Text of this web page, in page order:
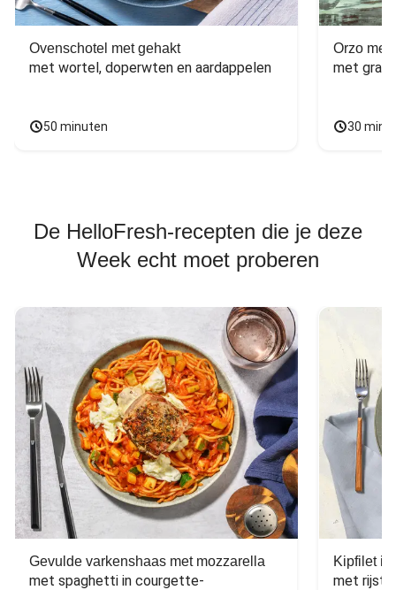
Ovenschotel met gehakt
met wortel, doperwten en aardappelen
50 minuten
Orzo met
met
30
De HelloFresh-recepten die je deze
Week echt moet proberen
Gevulde varkenshaas met mozzarella
met spaghetti in courgette-
Kipfilet in
met rijst,